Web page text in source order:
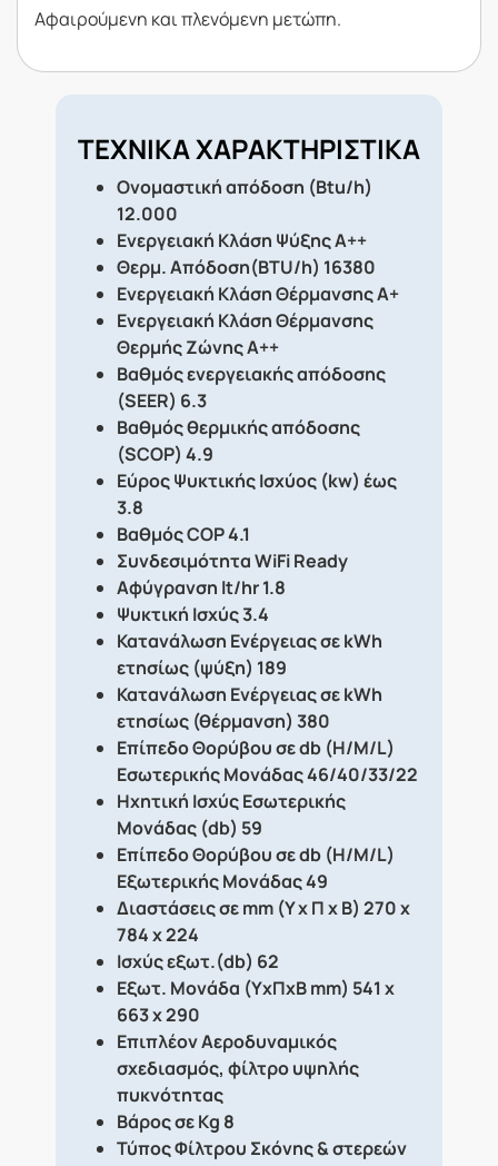
Αφαιρούµενη και πλενόµενη µετώπη.
ΤΕΧΝΙΚΑ ΧΑΡΑΚΤΗΡΙΣΤΙΚΑ
Ονομαστική απόδοση (Btu/h)
12.000
Ενεργειακή Κλάση Ψύξης A++
Θερμ. Απόδοση(BΤU/h) 16380
Ενεργειακή Κλάση Θέρμανσης A+
Ενεργειακή Κλάση Θέρμανσης
Θερμής Ζώνης A++
Βαθμός ενεργειακής απόδοσης
(SEER) 6.3
Βαθμός θερμικής απόδοσης
(SCOP) 4.9
Εύρος Ψυκτικής Ισχύος (kw) έως
3.8
Βαθμός COP 4.1
Συνδεσιμότητα WiFi Ready
Αφύγρανση lt/hr 1.8
Ψυκτική Ισχύς 3.4
Κατανάλωση Ενέργειας σε kWh
ετησίως (ψύξη) 189
Κατανάλωση Ενέργειας σε kWh
ετησίως (θέρμανση) 380
Επίπεδο Θορύβου σε db (H/M/L)
Εσωτερικής Μονάδας 46/40/33/22
Ηχητική Ισχύς Εσωτερικής
Μονάδας (db) 59
Επίπεδο Θορύβου σε db (H/M/L)
Εξωτερικής Μονάδας 49
Διαστάσεις σε mm (Υ x Π x Β) 270 x
784 x 224
Ισχύς εξωτ.(db) 62
Εξωτ. Μονάδα (ΥxΠxΒ mm) 541 x
663 x 290
Επιπλέον Αεροδυναμικός
σχεδιασμός, φίλτρο υψηλής
πυκνότητας
Βάρος σε Kg 8
Τύπος Φίλτρου Σκόνης & στερεών